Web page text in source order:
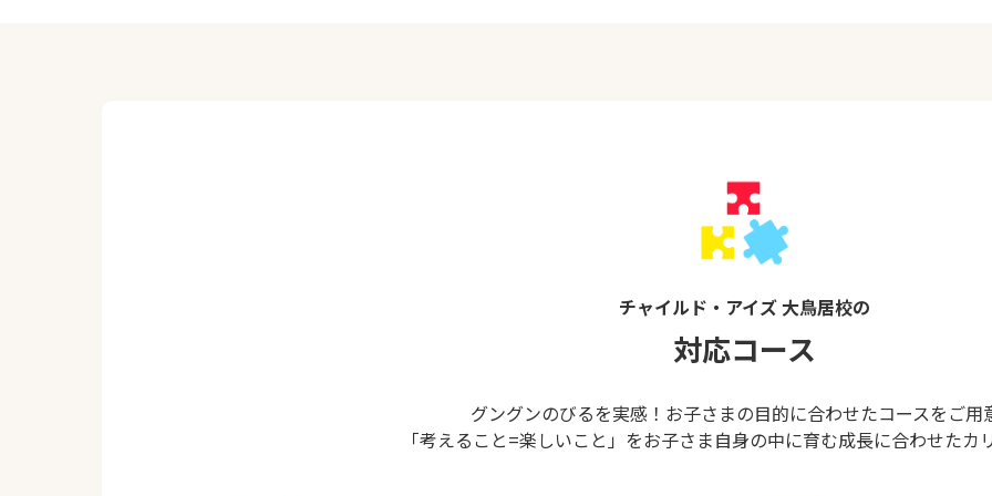
チャイルド・アイズ 大鳥居校の
対応コース
グングンのびるを実感！お子さまの目的に合わせたコースをご用
「考えること=楽しいこと」をお子さま自身の中に育む成長に合わせたカ